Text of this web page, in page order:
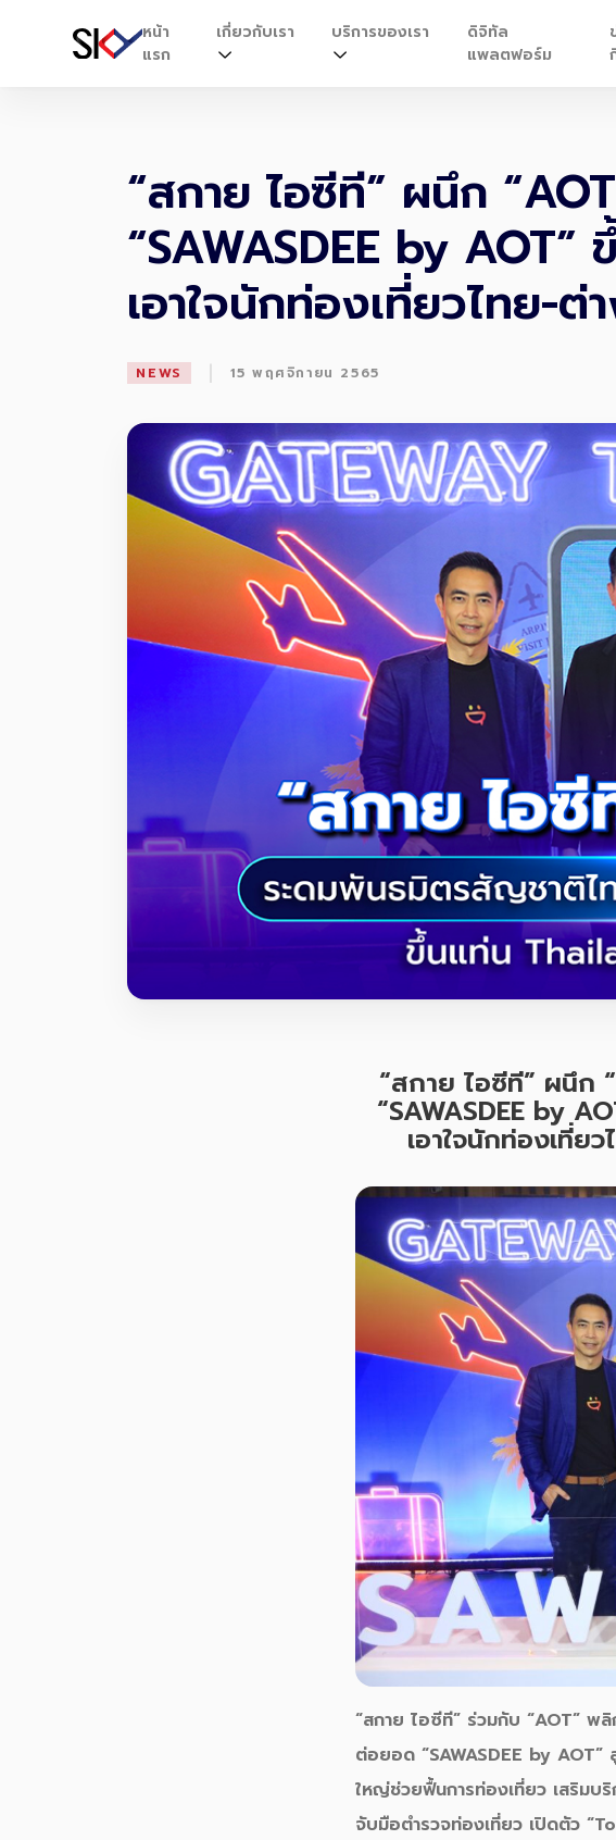
หน้า
แรก
เกี่ยวกับเรา บริการของเรา
ดิจิทัล
แพลตฟอร์ม
“สกาย ไอซีที” ผนึก
“SAWASDEE by
เอาใจนักท่องเที่ยวไทย-
NEWS | 15 พฤศจิกายน 2565
“สกาย ไอซีที” ผนึก “
“SAWASDEE by
เอาใจนักท่องเที่ย
“สกาย ไอซีที” ร่วมกับ “AOT” พ
ต่อยอด “SAWASDEE by AOT”
ใหญ่ช่วยฟื้นการท่องเที่ยว เสริมบ
จับมือตำรวจท่องเที่ยว เปิดตัว “